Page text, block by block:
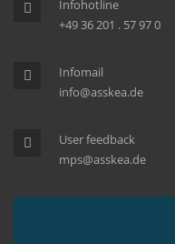
Infohotline
+49 36 201 . 57 97 0
Infomail
info@asskea.de
User feedback
mps@asskea.de